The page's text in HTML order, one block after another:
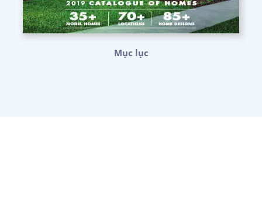
Mục lục